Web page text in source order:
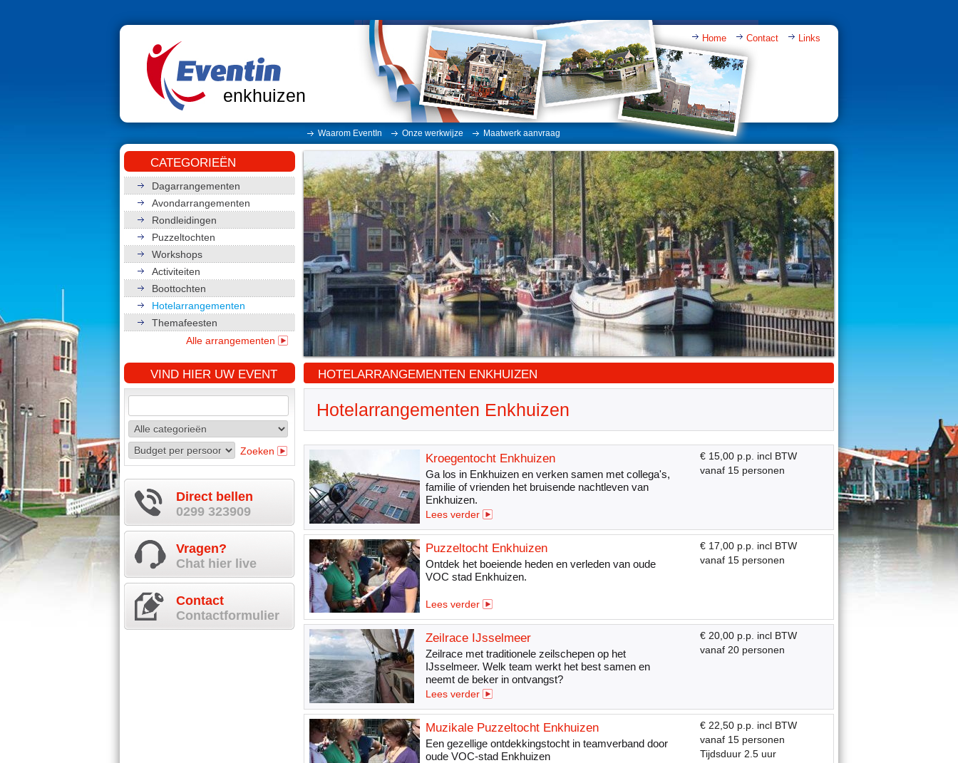
enkhuizen
Home Contact Links
Waarom EventIn Onze werkwijze Maatwerk aanvraag
CATEGORIEËN
Dagarrangementen
Avondarrangementen
Rondleidingen
Puzzeltochten
Workshops
Activiteiten
Boottochten
Hotelarrangementen
Themafeesten
Alle arrangementen
VIND HIER UW EVENT
Zoeken
Direct bellen
0299 323909
Vragen?
Chat hier live
Contact
Contactformulier
HOTELARRANGEMENTEN ENKHUIZEN
Hotelarrangementen Enkhuizen
Kroegentocht Enkhuizen
Ga los in Enkhuizen en verken samen met collega's,
familie of vrienden het bruisende nachtleven van
Enkhuizen.
Lees verder
€ 15,00 p.p. incl BTW
vanaf 15 personen
Puzzeltocht Enkhuizen
Ontdek het boeiende heden en verleden van oude
VOC stad Enkhuizen.
Lees verder
€ 17,00 p.p. incl BTW
vanaf 15 personen
Zeilrace IJsselmeer
Zeilrace met traditionele zeilschepen op het
IJsselmeer. Welk team werkt het best samen en
neemt de beker in ontvangst?
Lees verder
€ 20,00 p.p. incl BTW
vanaf 20 personen
Muzikale Puzzeltocht Enkhuizen
Een gezellige ontdekkingstocht in teamverband door
oude VOC-stad Enkhuizen
€ 22,50 p.p. incl BTW
vanaf 15 personen
Tijdsduur 2.5 uur